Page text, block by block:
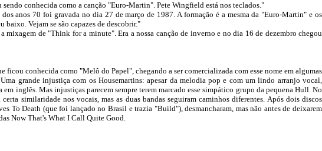
conhecida como a canção "Euro-Martin". Pete Wingfield está nos teclados."
anos 70 foi gravada no dia 27 de março de 1987. A formação é a mesma da "Euro-Martin" e os
Vejam se são capazes de descobrir."
de "Think for a minute". Era a nossa canção de inverno e no dia 16 de dezembro chegou
conhecida como "Melô do Papel", chegando a ser comercializada com esse nome em algumas
grande injustiça com os Housemartins: apesar da melodia pop e com um lindo arranjo vocal,
inglês. Mas injustiças parecem sempre terem marcado esse simpático grupo da pequena Hull. No
similaridade nos vocais, mas as duas bandas seguiram caminhos diferentes. Após dois discos
To Death (que foi lançado no Brasil e trazia "Build"), desmancharam, mas não antes de deixarem
Now That's What I Call Quite Good.